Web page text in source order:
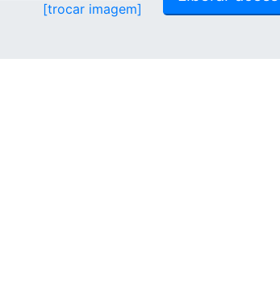
[trocar imagem]